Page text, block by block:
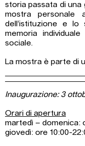
storia passata di una
mostra personale
dell’istituzione e
memoria
sociale.
La mostra è parte di
Inaugurazione: 3
Orari di apertura
martedì – domenica:
giovedì: ore 10:00-